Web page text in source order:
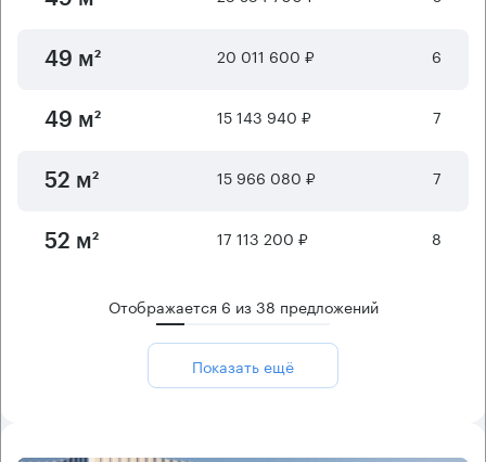
49 м² 20 011 600 ₽ 6
49 м² 15 143 940 ₽ 7
52 м² 15 966 080 ₽ 7
52 м² 17 113 200 ₽ 8
Отображается 6 из38 предложений
Показать ещё